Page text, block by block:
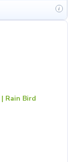
i